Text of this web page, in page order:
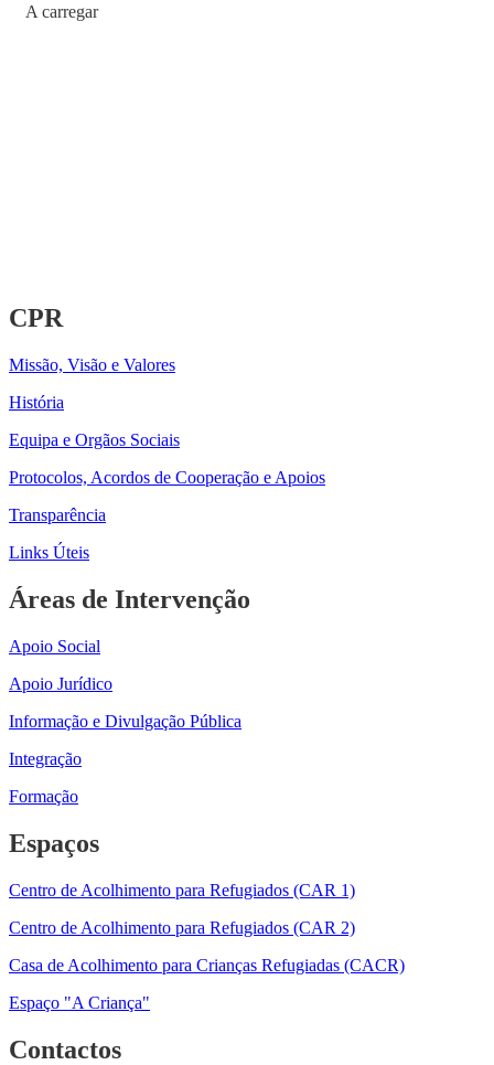
A carregar
CPR
Missão, Visão e Valores
História
Equipa e Orgãos Sociais
Protocolos, Acordos de Cooperação e Apoios
Transparência
Links Úteis
Áreas de Intervenção
Apoio Social
Apoio Jurídico
Informação e Divulgação Pública
Integração
Formação
Espaços
Centro de Acolhimento para Refugiados (CAR 1)
Centro de Acolhimento para Refugiados (CAR 2)
Casa de Acolhimento para Crianças Refugiadas (CACR)
Espaço "A Criança"
Contactos